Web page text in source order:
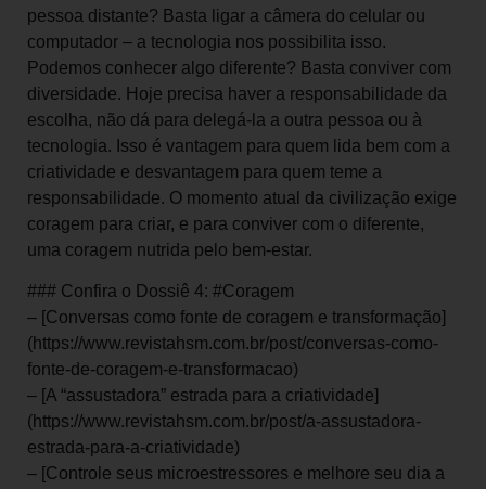
pessoa distante? Basta ligar a câmera do celular ou
computador – a tecnologia nos possibilita isso.
Podemos conhecer algo diferente? Basta conviver com
diversidade. Hoje precisa haver a responsabilidade da
escolha, não dá para delegá-la a outra pessoa ou à
tecnologia. Isso é vantagem para quem lida bem com a
criatividade e desvantagem para quem teme a
responsabilidade. O momento atual da civilização exige
coragem para criar, e para conviver com o diferente,
uma coragem nutrida pelo bem-estar.
### Confira o Dossiê 4: #Coragem
– [Conversas como fonte de coragem e transformação]
(https://www.revistahsm.com.br/post/conversas-como-
fonte-de-coragem-e-transformacao)
– [A “assustadora” estrada para a criatividade]
(https://www.revistahsm.com.br/post/a-assustadora-
estrada-para-a-criatividade)
– [Controle seus microestressores e melhore seu dia a